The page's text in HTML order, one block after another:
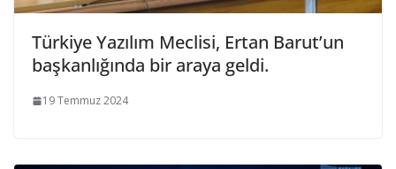
Türkiye Yazılım Meclisi, Ertan Barut’un
başkanlığında bir araya geldi.​
19 Temmuz 2024